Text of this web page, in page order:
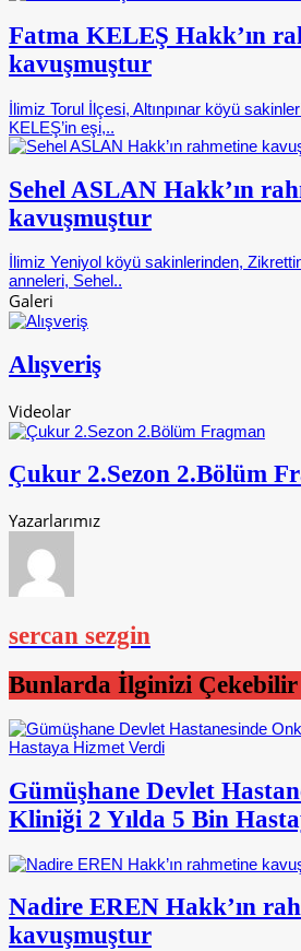
Fatma KELEŞ Hakk’ın
kavuşmuştur
İlimiz Torul İlçesi, Altınpınar köyü
KELEŞ’in eşi,..
Sehel ASLAN Hakk’ın
kavuşmuştur
İlimiz Yeniyol köyü sakinlerinden,
anneleri, Sehel..
Galeri
Alışveriş
Videolar
Çukur 2.Sezon 2.Bölüm
Yazarlarımız
sercan sezgin
Bunlarda İlginizi Çekebilir
Gümüşhane Devlet
Kliniği 2 Yılda 5 Bin
Nadire EREN Hakk’ın
kavuşmuştur